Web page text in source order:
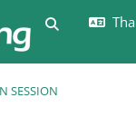
Toggle
SESSION